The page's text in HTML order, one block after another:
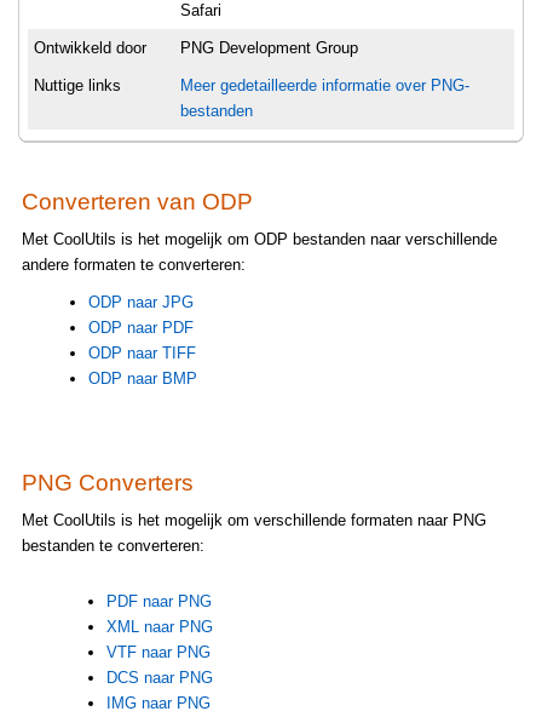
Safari
Ontwikkeld door PNG Development Group
Nuttige links
Meer gedetailleerde informatie over PNG-
bestanden
Converteren van ODP
Met CoolUtils is het mogelijk om ODP bestanden naar verschillende
andere formaten te converteren:
ODP naar JPG
ODP naar PDF
ODP naar TIFF
ODP naar BMP
PNG Converters
Met CoolUtils is het mogelijk om verschillende formaten naar PNG
bestanden te converteren:
PDF naar PNG
XML naar PNG
VTF naar PNG
DCS naar PNG
IMG naar PNG